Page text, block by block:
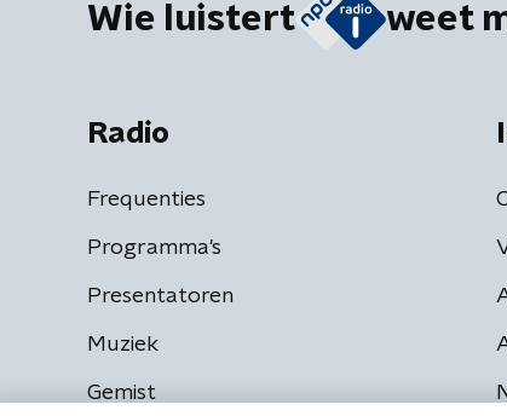
Wie luistert weet
Radio
Frequenties
Programma's
Presentatoren
Muziek
Gemist